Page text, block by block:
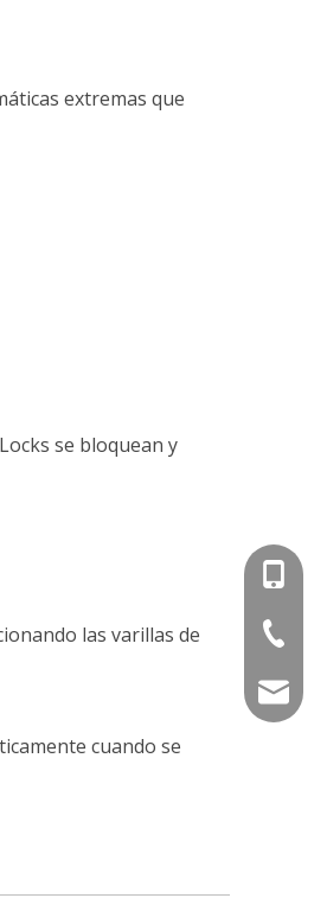
extremas que
se bloquean y
las varillas de
cuando se
+86-
+86-